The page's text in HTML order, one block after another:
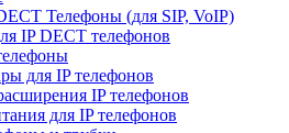
Телефоны (для SIP, VoIP)
IP DECT телефонов
для IP телефонов
IP телефонов
для IP телефонов